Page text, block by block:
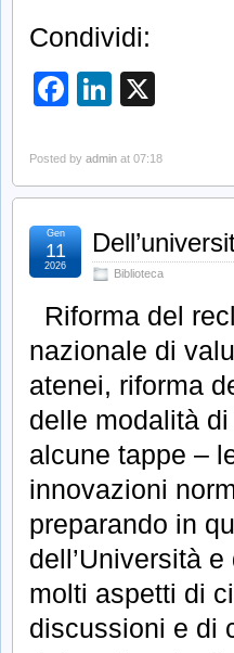
Condividi:
Facebook
LinkedIn
Posted by admin at 07:18
Biblioteca
Gen
11
2026
Riforma del
nazionale di
atenei, riforma
delle modalità
alcune tappe –
innovazioni
preparando in
dell’Università
molti aspetti di
discussioni e di